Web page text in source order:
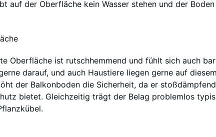
auf der Oberfläche kein Wasser stehen und der
Oberfläche ist rutschhemmend und fühlt sich auch
darauf, und auch Haustiere liegen gerne auf
der Balkonboden die Sicherheit, da er
bietet. Gleichzeitig trägt der Belag problemlos